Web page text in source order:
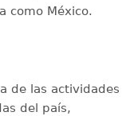
como México.
de las actividades
del país,